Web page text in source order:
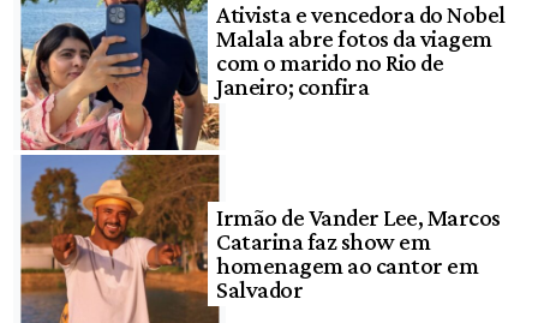
Ativista e vencedora do Nobel
Malala abre fotos da viagem
com o marido no Rio de
Janeiro; confira
Irmão de Vander Lee, Marcos
Catarina faz show em
homenagem ao cantor em
Salvador